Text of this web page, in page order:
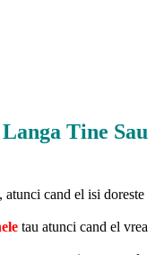
Tine Sau
atunci cand el isi doreste
tau atunci cand el vrea